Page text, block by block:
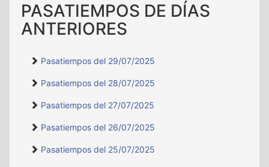
PASATIEMPOS DE DÍAS
ANTERIORES
Pasatiempos del 29/07/2025
Pasatiempos del 28/07/2025
Pasatiempos del 27/07/2025
Pasatiempos del 26/07/2025
Pasatiempos del 25/07/2025